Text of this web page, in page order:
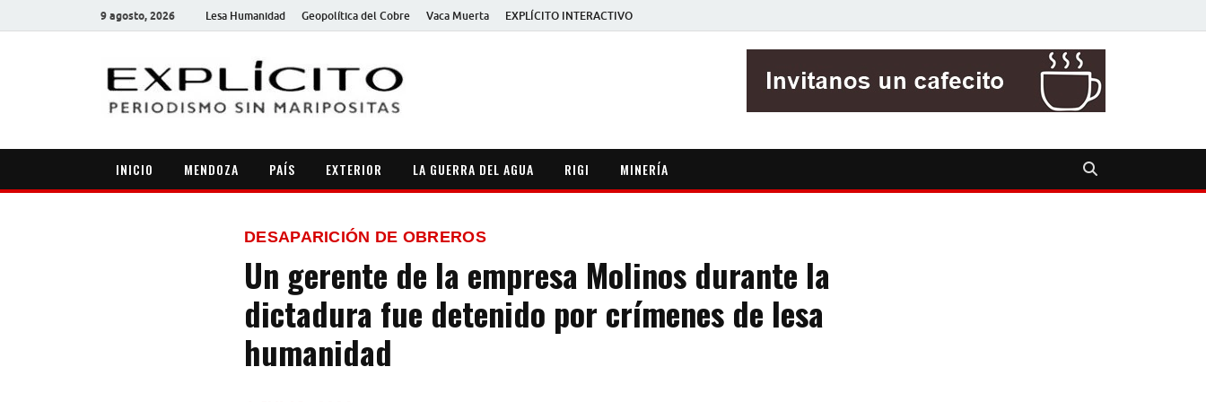
9 agosto, 2026 Lesa Humanidad Geopolítica del Cobre Vaca Muerta EXPLÍCITO INTERACTIVO
INICIO MENDOZA PAÍS EXTERIOR LA GUERRA DEL AGUA RIGI MINERÍA
DESAPARICIÓN DE OBREROS
Un gerente de la empresa Molinos durante la
dictadura fue detenido por crímenes de lesa
humanidad